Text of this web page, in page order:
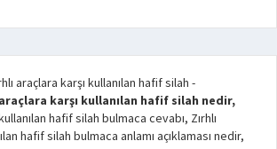
araçlara karşı kullanılan hafif silah -
karşı kullanılan hafif silah nedir,
hafif silah bulmaca cevabı, Zırhlı
hafif silah bulmaca anlamı açıklaması nedir,